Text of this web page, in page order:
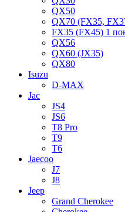
QX50
QX70 (FX35,
FX35 (FX45) 1
QX56
QX60 (JX35)
QX80
Isuzu
D-MAX
Jac
JS4
JS6
T8 Pro
T9
T6
Jaecoo
J7
J8
Jeep
Grand Cherokee